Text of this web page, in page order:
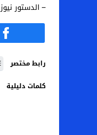
– الدستور نيوز
رابط مختصر
كلمات دليلية